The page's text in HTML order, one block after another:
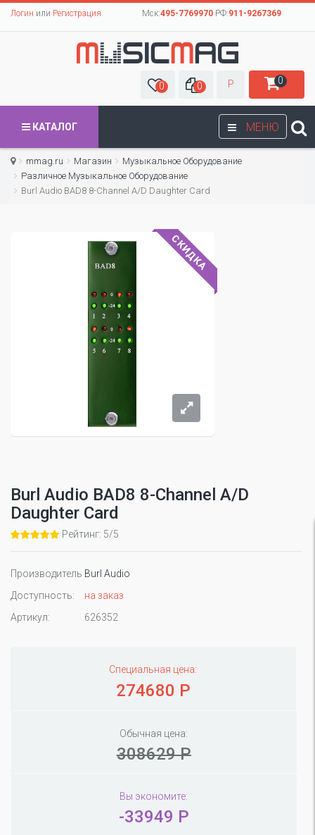
Логин или Регистрация Мск:495-7769970РФ:911-9267369
0 0 Р 0
МЕНЮ
КАТАЛОГ
mmag.ru Магазин
Музыкальное Оборудование
Различное Музыкальное Оборудование
Burl Audio BAD8 8-Channel A/D Daughter Card
СКИДКА
Burl Audio BAD8 8-Channel A/D
Daughter Card
Рейтинг: 5/5
Производитель Burl Audio
Доступность:
на заказ
Артикул:
626352
Специальная цена:
274680 Р
Обычная цена:
308629 Р
Вы экономите:
-33949 Р